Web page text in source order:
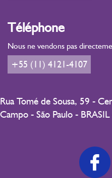
Téléphone
Nous ne vendons pas
+55 (11) 4121-4107
Rua Tomé de Sousa, 59 -
Campo - São Paulo -